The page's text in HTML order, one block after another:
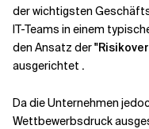
der wichtigsten
IT-Teams in einem
den Ansatz der
ausgerichtet .
Da die Unternehmen
Wettbewerbsdruck